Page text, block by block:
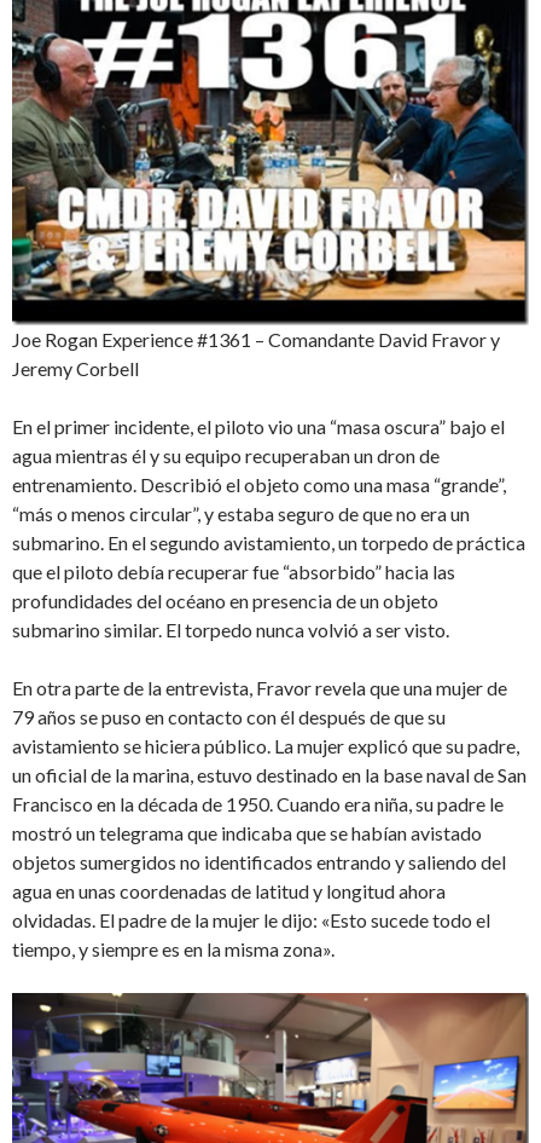
Joe Rogan Experience #1361 – Comandante David Fravor y
Jeremy Corbell
En el primer incidente, el piloto vio una “masa oscura” bajo el
agua mientras él y su equipo recuperaban un dron de
entrenamiento. Describió el objeto como una masa “grande”,
“más o menos circular”, y estaba seguro de que no era un
submarino. En el segundo avistamiento, un torpedo de práctica
que el piloto debía recuperar fue “absorbido” hacia las
profundidades del océano en presencia de un objeto
submarino similar. El torpedo nunca volvió a ser visto.
En otra parte de la entrevista, Fravor revela que una mujer de
79 años se puso en contacto con él después de que su
avistamiento se hiciera público. La mujer explicó que su padre,
un oficial de la marina, estuvo destinado en la base naval de San
Francisco en la década de 1950. Cuando era niña, su padre le
mostró un telegrama que indicaba que se habían avistado
objetos sumergidos no identificados entrando y saliendo del
agua en unas coordenadas de latitud y longitud ahora
olvidadas. El padre de la mujer le dijo: «Esto sucede todo el
tiempo, y siempre es en la misma zona».